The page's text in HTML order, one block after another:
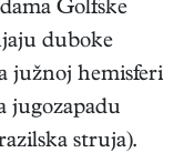
Golfske
duboke
južnoj hemisferi
jugozapadu
struja).